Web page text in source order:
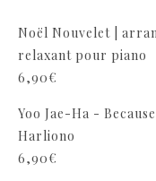
Noël Nouvelet |
relaxant pour piano
6,90€
Yoo Jae-Ha -
Harliono
6,90€